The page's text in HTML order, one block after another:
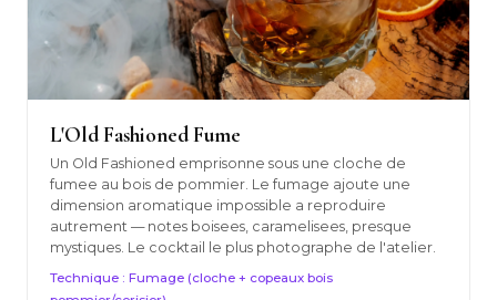
L'Old Fashioned Fume
Un Old Fashioned emprisonne sous une cloche de
fumee au bois de pommier. Le fumage ajoute une
dimension aromatique impossible a reproduire
autrement — notes boisees, caramelisees, presque
mystiques. Le cocktail le plus photographe de l'atelier.
Technique : Fumage (cloche + copeaux bois